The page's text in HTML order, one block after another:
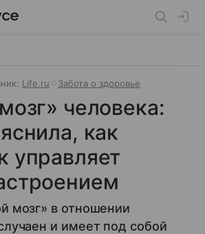
Life.ru Забота о здоровье
человека:
как
управляет
мозг» в отношении
и имеет под собой